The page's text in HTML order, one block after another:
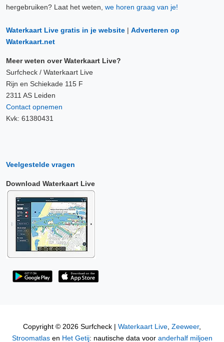
hergebruiken? Laat het weten, we horen graag van je!
Waterkaart Live gratis in je website | Adverteren op
Waterkaart.net
Meer weten over Waterkaart Live?
Surfcheck / Waterkaart Live
Rijn en Schiekade 115 F
2311 AS Leiden
Contact opnemen
Kvk: 61380431
Veelgestelde vragen
Download Waterkaart Live
Copyright © 2026 Surfcheck | Waterkaart Live, Zeeweer,
Stroomatlasen Het Getij: nautische data voor anderhalf miljoen